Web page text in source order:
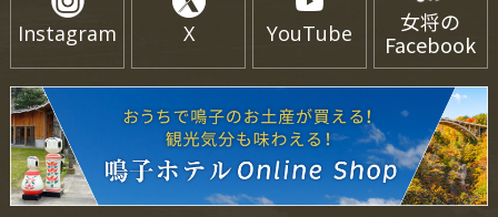
Instagram X YouTube
女将の
Facebook